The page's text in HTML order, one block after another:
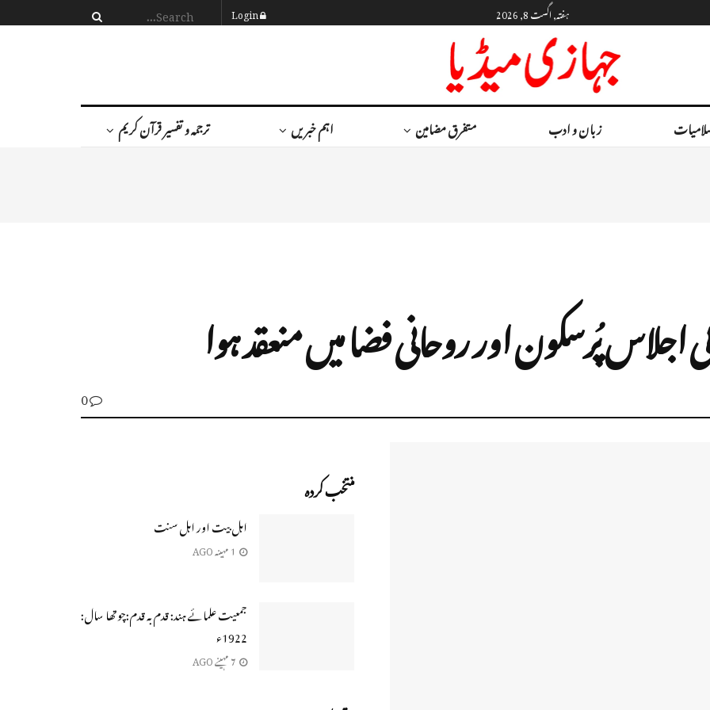
ہفتہ, اگست 8, 2026 Login
زبان و ادب متفرق مضامین اہم خبریں ترجمہ و تفسیر قرآن کریم
اجلاس پُرسکون اور روحانی فضا میں منعقد ہوا
منتخب کردہ
اہل بیت اور اہل سنت
جمعیت علمائے ہند: قدم بہ قدم:چوتھا سال:
1922ء